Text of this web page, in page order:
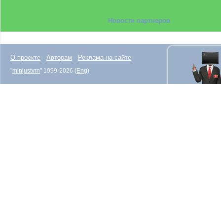
Новости партнеров
О проекте Авторам Реклама на сайте
"minjustvrn" 1999-2026 (Eng)